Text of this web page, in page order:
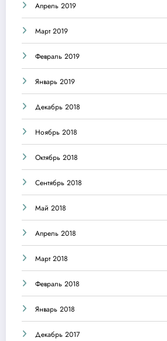
Апрель 2019
Март 2019
Февраль 2019
Январь 2019
Декабрь 2018
Ноябрь 2018
Октябрь 2018
Сентябрь 2018
Май 2018
Апрель 2018
Март 2018
Февраль 2018
Январь 2018
Декабрь 2017